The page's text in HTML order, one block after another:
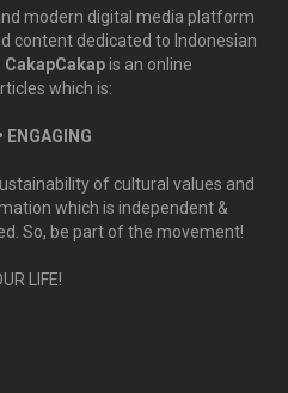
modern digital media platform
content dedicated to Indonesian
CakapCakapis an online
which is:
ENGAGING
of cultural values and
which is independent &
So, be part of the movement!
LIFE!